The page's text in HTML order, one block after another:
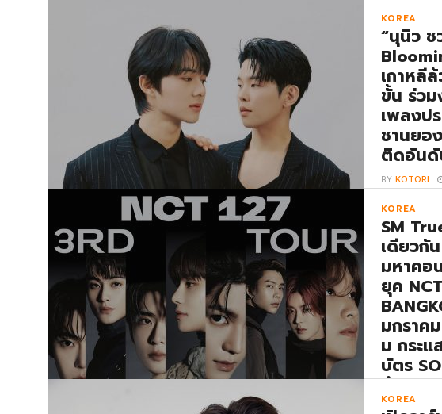
ฟอร์มยักษ์จ
KOREA
“นุนิว
เกาหลี
ขั้น ร่วม
เพลงป
ชานยอ
ติดอันดั
BYKOTORI
Single “
ล้วน โชว์ค
เกาหลี ปร
Kim” และ...
KOREA
SM
เดียวกั
มหาคอ
ยุค
มกราค
ม กระ
บัตร
จำหน่า
BYKOTORI
KOREA